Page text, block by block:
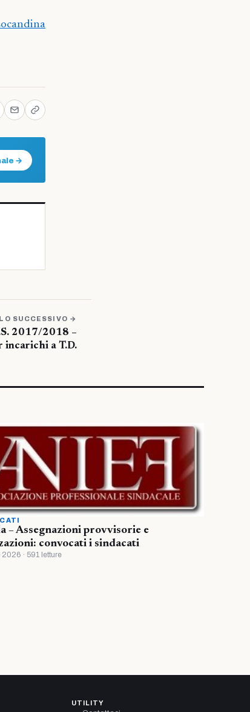
→
SUCCESSIVO →
2017/2018 –
incarichi a T.D.
– Assegnazioni provvisorie e
convocati i sindacati
2026 · 591 letture
UTILITY